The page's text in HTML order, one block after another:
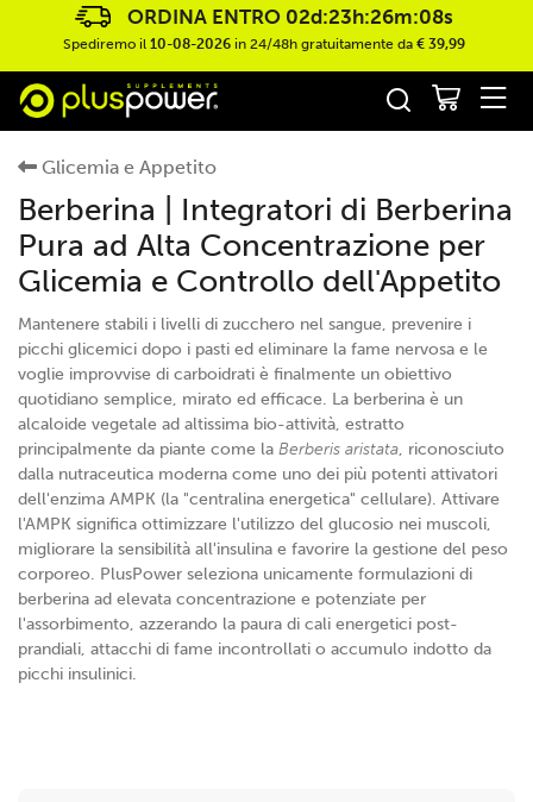
ORDINA ENTRO 02d:23h:26m:08s
Spediremo il 10-08-2026in 24/48h gratuitamente da € 39,99
Glicemia e Appetito
Berberina | Integratori di Berberina
Pura ad Alta Concentrazione per
Glicemia e Controllo dell'Appetito
Mantenere stabili i livelli di zucchero nel sangue, prevenire i
picchi glicemici dopo i pasti ed eliminare la fame nervosa e le
voglie improvvise di carboidrati è finalmente un obiettivo
quotidiano semplice, mirato ed efficace. La berberina è un
alcaloide vegetale ad altissima bio-attività, estratto
principalmente da piante come la Berberis aristata, riconosciuto
dalla nutraceutica moderna come uno dei più potenti attivatori
dell'enzima AMPK (la "centralina energetica" cellulare). Attivare
l'AMPK significa ottimizzare l'utilizzo del glucosio nei muscoli,
migliorare la sensibilità all'insulina e favorire la gestione del peso
corporeo. PlusPower seleziona unicamente formulazioni di
berberina ad elevata concentrazione e potenziate per
l'assorbimento, azzerando la paura di cali energetici post-
prandiali, attacchi di fame incontrollati o accumulo indotto da
picchi insulinici.